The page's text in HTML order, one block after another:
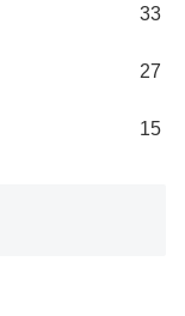
33
27
15